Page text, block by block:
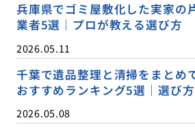
兵庫県でゴミ屋敷化した実家の
業者5選｜プロが教える選び方
2026.05.11
千葉で遺品整理と清掃をまとめ
おすすめランキング5選｜選び
2026.05.08